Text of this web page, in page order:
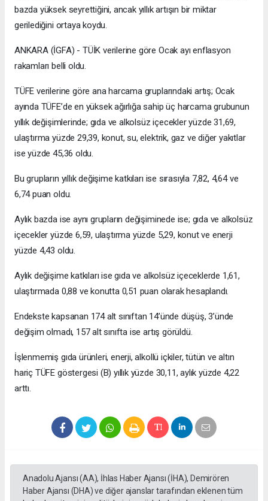
bazda yüksek seyrettiğini, ancak yıllık artışın bir miktar
gerilediğini ortaya koydu.
ANKARA (İGFA) - TÜİK verilerine göre Ocak ayı enflasyon
rakamları belli oldu.
TÜFE verilerine göre ana harcama gruplarındaki artış; Ocak
ayında TÜFE’de en yüksek ağırlığa sahip üç harcama grubunun
yıllık değişimlerinde; gıda ve alkolsüz içecekler yüzde 31,69,
ulaştırma yüzde 29,39, konut, su, elektrik, gaz ve diğer yakıtlar
ise yüzde 45,36 oldu.
Bu grupların yıllık değişime katkıları ise sırasıyla 7,82, 4,64 ve
6,74 puan oldu.
Aylık bazda ise aynı grupların değişiminede ise; gıda ve alkolsüz
içecekler yüzde 6,59, ulaştırma yüzde 5,29, konut ve enerji
yüzde 4,43 oldu.
Aylık değişime katkıları ise gıda ve alkolsüz içeceklerde 1,61,
ulaştırmada 0,88 ve konutta 0,51 puan olarak hesaplandı.
Endekste kapsanan 174 alt sınıftan 14’ünde düşüş, 3’ünde
değişim olmadı, 157 alt sınıfta ise artış görüldü.
İşlenmemiş gıda ürünleri, enerji, alkollü içkiler, tütün ve altın
hariç TÜFE göstergesi (B) yıllık yüzde 30,11, aylık yüzde 4,22
arttı.
Anadolu Ajansı (AA), İhlas Haber Ajansı (İHA), Demirören
Haber Ajansı (DHA) ve diğer ajanslar tarafından eklenen tüm